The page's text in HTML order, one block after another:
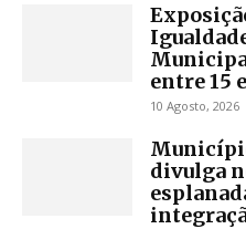
entre 15
10 Agosto, 2026
divulga